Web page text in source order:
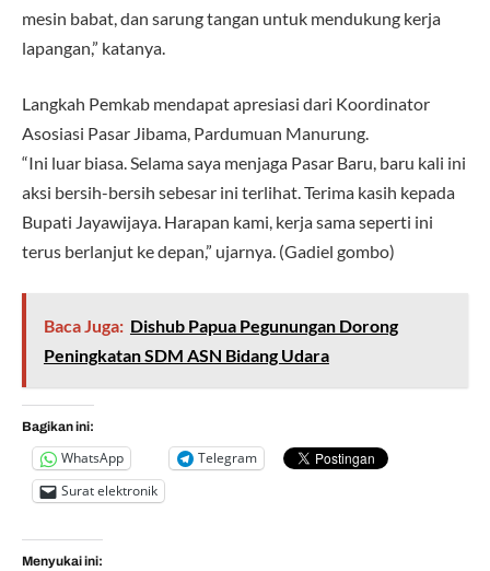
mesin babat, dan sarung tangan untuk mendukung kerja
lapangan,” katanya.
Langkah Pemkab mendapat apresiasi dari Koordinator
Asosiasi Pasar Jibama, Pardumuan Manurung.
“Ini luar biasa. Selama saya menjaga Pasar Baru, baru kali ini
aksi bersih-bersih sebesar ini terlihat. Terima kasih kepada
Bupati Jayawijaya. Harapan kami, kerja sama seperti ini
terus berlanjut ke depan,” ujarnya. (Gadiel gombo)
Baca Juga: Dishub Papua Pegunungan Dorong
Peningkatan SDM ASN Bidang Udara
Bagikan ini:
WhatsApp
Telegram
Surat elektronik
Menyukai ini: